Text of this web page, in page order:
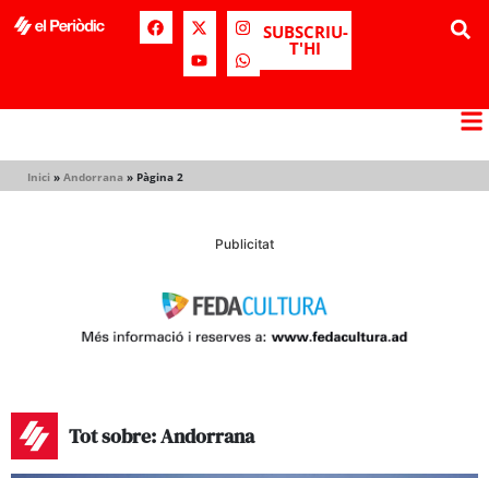
SUBSCRIU-
T'HI
Inici » Andorrana » Pàgina 2
Publicitat
Tot sobre: Andorrana